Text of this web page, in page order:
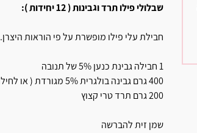
שבלולי פילו תרד וגבינות ( 12 יחידות ):
חבילת עלי פילו מופשרת על פי הוראות היצרן.
1 חבילה גבינת כנען 5% של תנובה
400 גרם גבינה בולגרית 5% מגורדת ( או לחילופין 200 גרם גבינה בולגרית ו 200 גרם גבינת פטה )
200 גרם תרד טרי קצוץ
שמן זית להברשה